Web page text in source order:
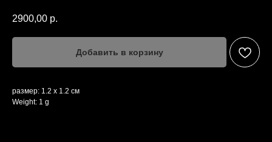
2900,00 р.
Добавить в корзину
размер: 1.2 х 1.2 см
Weight: 1 g